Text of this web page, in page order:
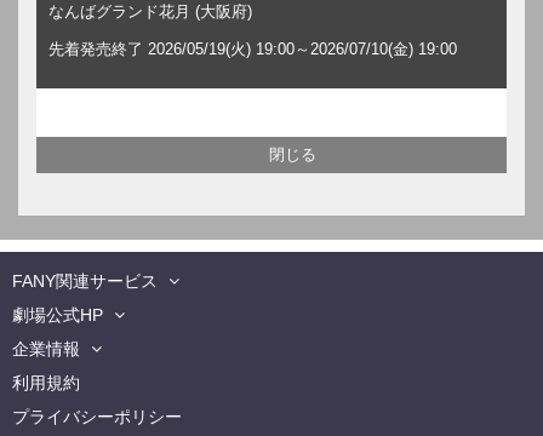
なんばグランド花月 (大阪府)
先着発売終了 2026/05/19(火) 19:00～2026/07/10(金) 19:00
FANY関連サービス
劇場公式HP
企業情報
利用規約
プライバシーポリシー